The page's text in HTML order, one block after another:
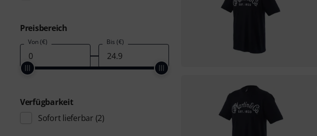
Preisbereich
Von (€) Bis (€)
Verfügbarkeit
Sofort lieferbar (2)